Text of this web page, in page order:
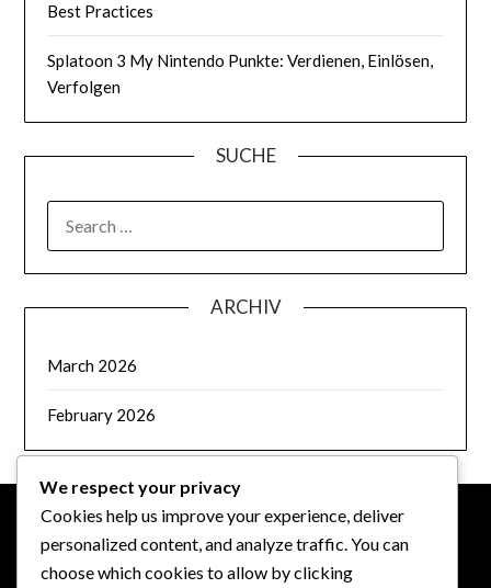
Best Practices
Splatoon 3 My Nintendo Punkte: Verdienen, Einlösen,
Verfolgen
SUCHE
FOR:
ARCHIV
March 2026
February 2026
RECHTLICHES
We respect your privacy
Cookies help us improve your experience, deliver
personalized content, and analyze traffic. You can
choose which cookies to allow by clicking